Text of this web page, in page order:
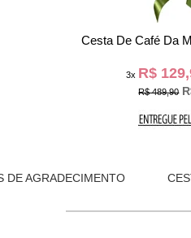
Cesta De Café Da
3x R$
R$ 489,90
DE AGRADECIMENTO